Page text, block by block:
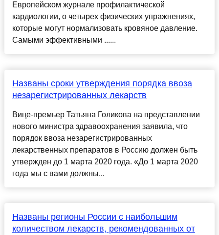
Европейском журнале профилактической
кардиологии, о четырех физических упражнениях,
которые могут нормализовать кровяное давление.
Самыми эффективными ......
Названы сроки утверждения порядка ввоза
незарегистрированных лекарств
Вице-премьер Татьяна Голикова на представлении
нового министра здравоохранения заявила, что
порядок ввоза незарегистрированных
лекарственных препаратов в Россию должен быть
утвержден до 1 марта 2020 года. «До 1 марта 2020
года мы с вами должны...
Названы регионы России с наибольшим
количеством лекарств, рекомендованных от